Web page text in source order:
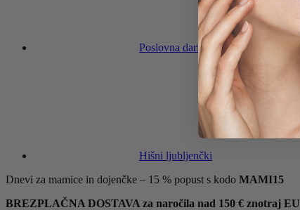
Poslovna darila
Hišni ljubljenčki
Dnevi za mamice in dojenčke – 15 % popust s kodo MAMI15
BREZPLAČNA DOSTAVA za naročila nad 150 € znotraj EU